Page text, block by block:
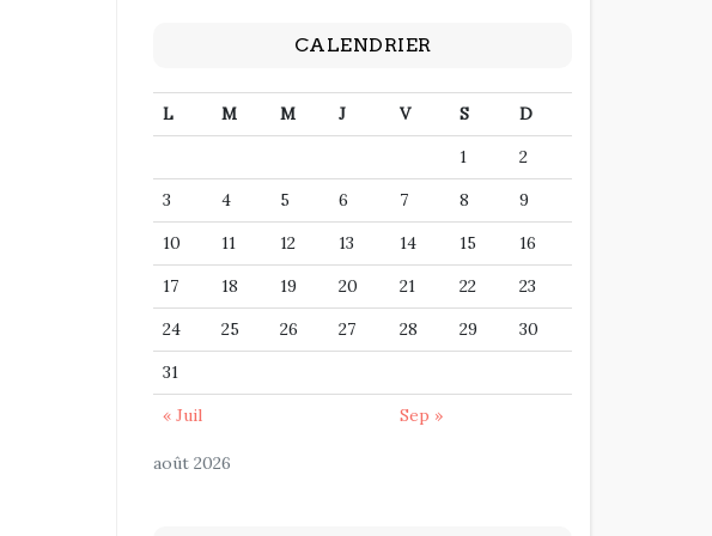
CALENDRIER
août 2026
L M M J V S
D
1
2
3
4 5 6 7 8
9
10
11 12 13 14 15
16
17
18 19 20 21 22
23
24
25 26 27 28 29
30
31
« Juil
Sep »